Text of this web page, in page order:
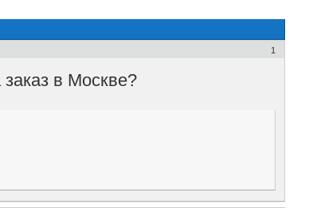
1
в Москве?